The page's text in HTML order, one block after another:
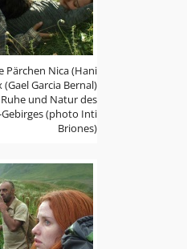
Pärchen Nica (Hani
Garcia Bernal)
und Natur des
(photo Inti
Briones)